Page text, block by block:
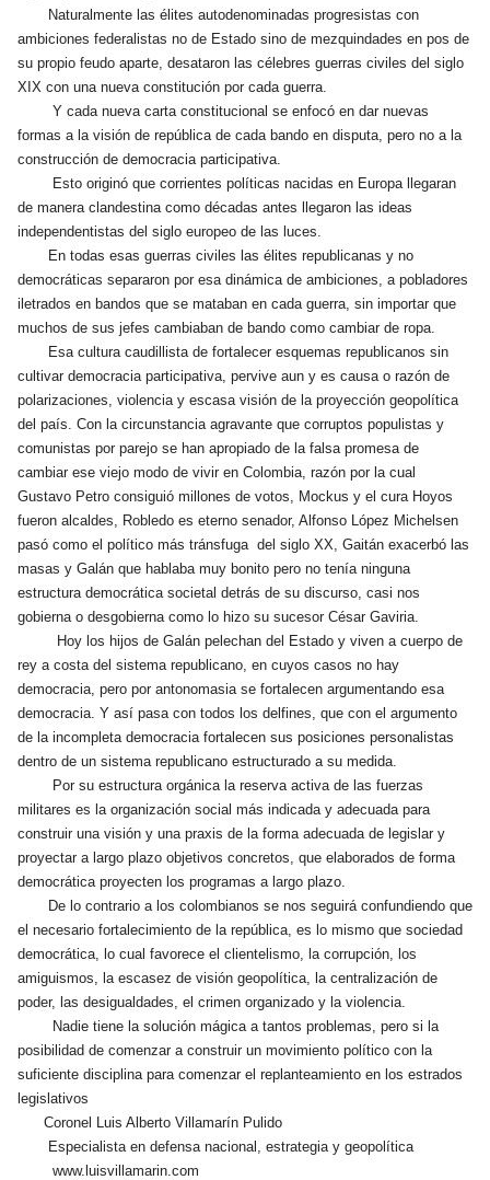
Naturalmente las élites autodenominadas progresistas con
ambiciones federalistas no de Estado sino de mezquindades en pos de
su propio feudo aparte, desataron las célebres guerras civiles del siglo
XIX con una nueva constitución por cada guerra.
Y cada nueva carta constitucional se enfocó en dar nuevas
formas a la visión de república de cada bando en disputa, pero no a la
construcción de democracia participativa.
Esto originó que corrientes políticas nacidas en Europa llegaran
de manera clandestina como décadas antes llegaron las ideas
independentistas del siglo europeo de las luces.
En todas esas guerras civiles las élites republicanas y no
democráticas separaron por esa dinámica de ambiciones, a pobladores
iletrados en bandos que se mataban en cada guerra, sin importar que
muchos de sus jefes cambiaban de bando como cambiar de ropa.
Esa cultura caudillista de fortalecer esquemas republicanos sin
cultivar democracia participativa, pervive aun y es causa o razón de
polarizaciones, violencia y escasa visión de la proyección geopolítica
del país. Con la circunstancia agravante que corruptos populistas y
comunistas por parejo se han apropiado de la falsa promesa de
cambiar ese viejo modo de vivir en Colombia, razón por la cual
Gustavo Petro consiguió millones de votos, Mockus y el cura Hoyos
fueron alcaldes, Robledo es eterno senador, Alfonso López Michelsen
pasó como el político más tránsfuga del siglo XX, Gaitán exacerbó las
masas y Galán que hablaba muy bonito pero no tenía ninguna
estructura democrática societal detrás de su discurso, casi nos
gobierna o desgobierna como lo hizo su sucesor César Gaviria.
Hoy los hijos de Galán pelechan del Estado y viven a cuerpo de
rey a costa del sistema republicano, en cuyos casos no hay
democracia, pero por antonomasia se fortalecen argumentando esa
democracia. Y así pasa con todos los delfines, que con el argumento
de la incompleta democracia fortalecen sus posiciones personalistas
dentro de un sistema republicano estructurado a su medida.
Por su estructura orgánica la reserva activa de las fuerzas
militares es la organización social más indicada y adecuada para
construir una visión y una praxis de la forma adecuada de legislar y
proyectar a largo plazo objetivos concretos, que elaborados de forma
democrática proyecten los programas a largo plazo.
De lo contrario a los colombianos se nos seguirá confundiendo que
el necesario fortalecimiento de la república, es lo mismo que sociedad
democrática, lo cual favorece el clientelismo, la corrupción, los
amiguismos, la escasez de visión geopolítica, la centralización de
poder, las desigualdades, el crimen organizado y la violencia.
Nadie tiene la solución mágica a tantos problemas, pero si la
posibilidad de comenzar a construir un movimiento político con la
suficiente disciplina para comenzar el replanteamiento en los estrados
legislativos
Coronel Luis Alberto Villamarín Pulido
Especialista en defensa nacional, estrategia y geopolítica
www.luisvillamarin.com